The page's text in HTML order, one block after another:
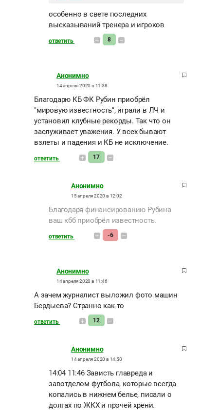
особенно в свете последних
высказываний тренера и игроков
ответить 8
Анонимно
14 апреля 2020 в 11:38
Благодарю КБ ФК Рубин приобрёл
"мировую известность", играли в ЛЧ и
установил клубные рекорды. Так что он
заслуживает уважения. У всех бывают
взлеты и падения и КБ не исключение.
ответить 17
Анонимно
15 апреля 2020 в 12:02
Благодаря финансированию Рубина
ваш кбб приобрёл известность.
ответить -6
Анонимно
14 апреля 2020 в 11:46
А зачем журналист выложил фото машин
Бердыева? Странно как-то
ответить 12
Анонимно
14 апреля 2020 в 14:50
14:04 11:46 Зависть главреда и
завотделом футбола, которые всегда
копались в нижнем белье, писали о
долгах по ЖКХ и прочей хрени.